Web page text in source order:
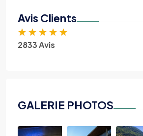
Avis Clients
★ ★ ★ ★ ★
2833 Avis
GALERIE PHOTOS